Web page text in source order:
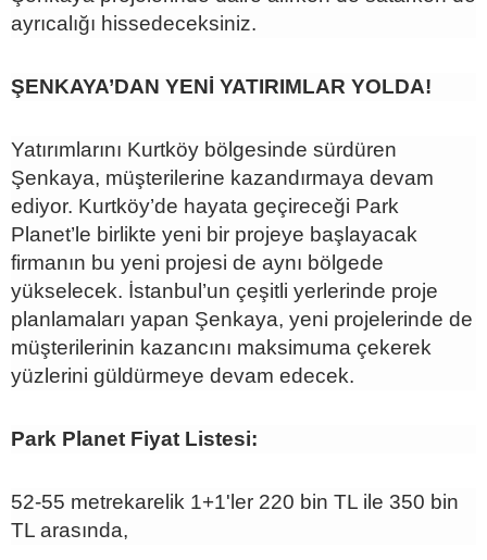
ayrıcalığı hissedeceksiniz.
ŞENKAYA’DAN YENİ YATIRIMLAR YOLDA!
Yatırımlarını Kurtköy bölgesinde sürdüren
Şenkaya, müşterilerine kazandırmaya devam
ediyor. Kurtköy’de hayata geçireceği Park
Planet’le birlikte yeni bir projeye başlayacak
firmanın bu yeni projesi de aynı bölgede
yükselecek. İstanbul’un çeşitli yerlerinde proje
planlamaları yapan Şenkaya, yeni projelerinde de
müşterilerinin kazancını maksimuma çekerek
yüzlerini güldürmeye devam edecek.
Park Planet Fiyat Listesi:
52-55 metrekarelik 1+1'ler 220 bin TL ile 350 bin
TL arasında,